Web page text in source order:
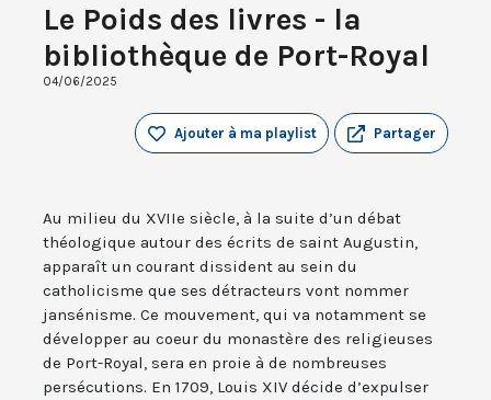
Le Poids des livres - la
bibliothèque de Port-Royal
04/06/2025
Partager
Ajouter à ma playlist
Au milieu du XVIIe siècle, à la suite d’un débat
théologique autour des écrits de saint Augustin,
apparaît un courant dissident au sein du
catholicisme que ses détracteurs vont nommer
jansénisme. Ce mouvement, qui va notamment se
développer au coeur du monastère des religieuses
de Port-Royal, sera en proie à de nombreuses
persécutions. En 1709, Louis XIV décide d’expulser